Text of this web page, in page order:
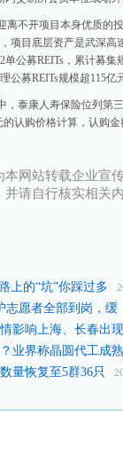
离不开项目本身优质的
项目底层资产是武深
公募REITs，累计募
公募REITs规模超115亿
，泰康人寿保险位列第
认购价格计算，认购金
本网站转载企业宣
请自行核实相关内
上的“坑”你踩过多
志愿者全部到岗，缓
影响上海、长春出
业界称晶圆代工成
量恢复至5群36只